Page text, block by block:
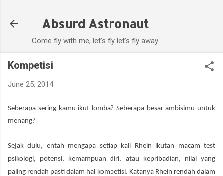
Absurd Astronaut
Come fly with me, let's fly let's fly away
Kompetisi
June 25, 2014
Seberapa sering kamu ikut lomba? Seberapa besar ambisimu untuk
menang?
Sejak dulu, entah mengapa setiap kali Rhein ikutan macam test
psikologi, potensi, kemampuan diri, atau kepribadian, nilai yang
paling rendah pasti dalam hal kompetisi. Katanya Rhein rendah dalam